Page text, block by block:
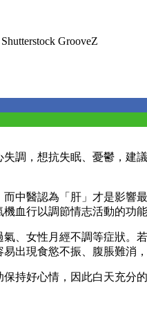
GrooveZ
調，想抗失眠、憂鬱，建
中醫認為「肝」才是影響
血行以調節情志活動的功能
、女性月經不調等症狀。
出現食慾不振、腹脹難消
持好心情，因此白天充分